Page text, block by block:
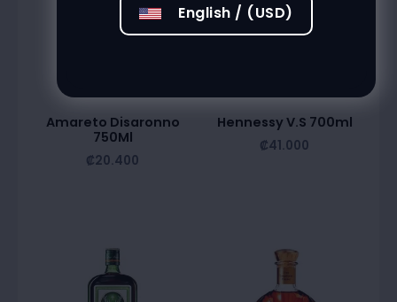
Amareto Disaronno
750Ml
₡20.400
Hennessy V.S 700ml
₡41.000
English / (USD)